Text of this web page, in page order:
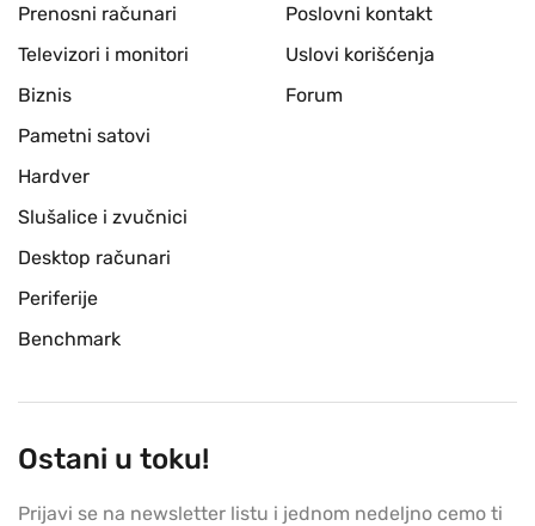
Prenosni računari
Televizori i monitori
Biznis
Pametni satovi
Hardver
Slušalice i zvučnici
Desktop računari
Periferije
Benchmark
Poslovni kontakt
Uslovi korišćenja
Forum
Ostani u toku!
Prijavi se na newsletter listu i jednom nedeljno cemo ti